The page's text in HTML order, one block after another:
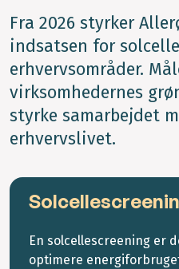
Fra 2026 styrker
indsatsen for
erhvervsområder.
virksomhedernes
styrke samarbejdet
erhvervslivet.
En solcellescreening er
optimere